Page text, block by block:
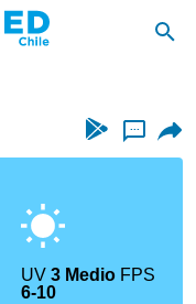
...
UV3 Medio FPS
6-10